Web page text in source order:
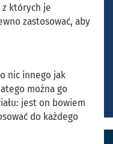
których je
zastosować, aby
nic innego jak
można go
jest on bowiem
do każdego